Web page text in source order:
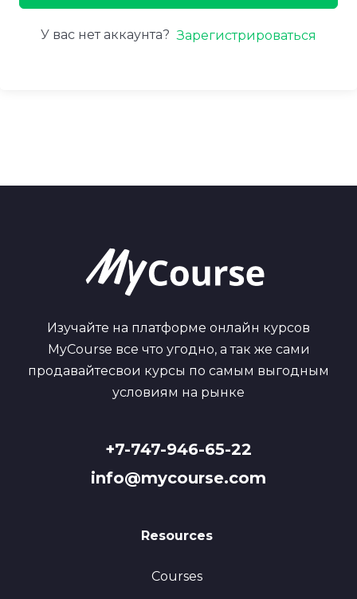
У вас нет аккаунта? Зарегистрироваться
Изучайте на платформе онлайн курсов
MyCourse все что угодно, а так же сами
продавайтесвои курсы по самым выгодным
условиям на рынке
+7-747-946-65-22
info@mycourse.com
Resources
Courses